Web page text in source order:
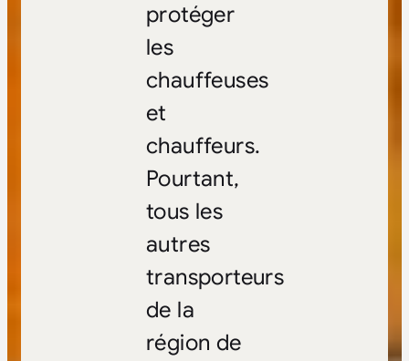
protéger
les
chauffeuses
et
chauffeurs.
Pourtant,
tous les
autres
transporteurs
de la
région de